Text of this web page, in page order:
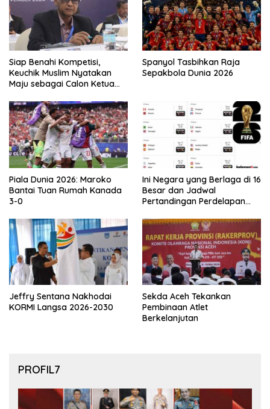
Siap Benahi Kompetisi,
Keuchik Muslim Nyatakan
Maju sebagai Calon Ketua
Spanyol Tasbihkan Raja
Sepakbola Dunia 2026
Piala Dunia 2026: Maroko
Bantai Tuan Rumah Kanada
3-0
Ini Negara yang Berlaga di 16
Besar dan Jadwal
Pertandingan Perdelapan
Jeffry Sentana Nakhodai
KORMI Langsa 2026-2030
Sekda Aceh Tekankan
Pembinaan Atlet
Berkelanjutan
PROFIL7